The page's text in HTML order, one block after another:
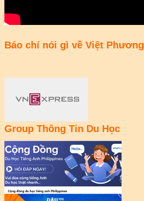
Báo chí nói gì về Việt Phương
Group Thông Tin Du Học